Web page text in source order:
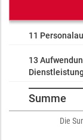
11
13
Summe
Die